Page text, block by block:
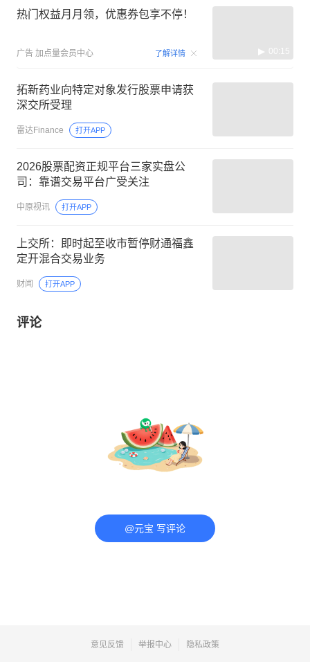
热门权益月月领，优惠券包享不停！
广告 加点量会员中心 了解详情 00:15
拓新药业向特定对象发行股票申请获
深交所受理
雷达Finance 打开APP
2026股票配资正规平台三家实盘公
司：靠谱交易平台广受关注
中原视讯 打开APP
上交所：即时起至收市暂停财通福鑫
定开混合交易业务
财闻 打开APP
评论
@元宝 写评论
意见反馈 举报中心 隐私政策